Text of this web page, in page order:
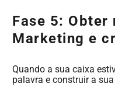
Fase 5: Obter
Marketing e
Quando a sua caixa
palavra e construir a